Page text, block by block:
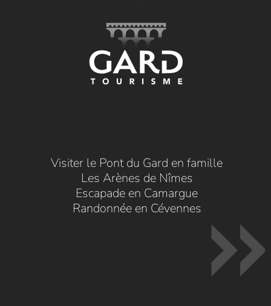
Visiter le Pont du Gard en famille
Les Arènes de Nîmes
Escapade en Camargue
Randonnée en Cévennes